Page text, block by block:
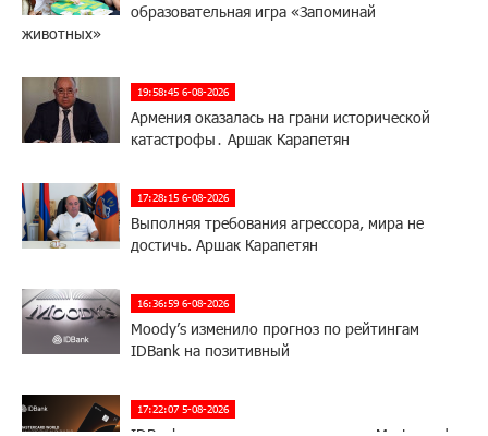
образовательная игра «Запоминай
животных»
19:58:45 6-08-2026
Армения оказалась на грани исторической
катастрофы․ Аршак Карапетян
17:28:15 6-08-2026
Выполняя требования агрессора, мира не
достичь. Аршак Карапетян
16:36:59 6-08-2026
Moody’s изменило прогноз по рейтингам
IDBank на позитивный
17:22:07 5-08-2026